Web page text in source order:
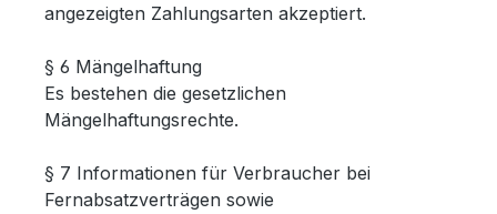
angezeigten Zahlungsarten akzeptiert.
§ 6 Mängelhaftung
Es bestehen die gesetzlichen
Mängelhaftungsrechte.
§ 7 Informationen für Verbraucher bei
Fernabsatzverträgen sowie